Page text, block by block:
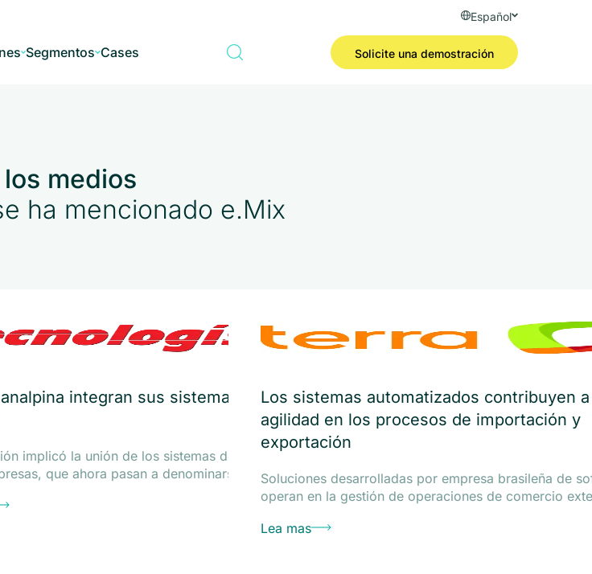
Español
Segmentos Cases Solicite una demostración
los medios
ha mencionado e.Mix
integran sus sistemas de comercio
implicó la unión de los sistemas de despacho aduanero
que ahora pasan a denominarse DSV Brasil
Los sistemas automatizados contribuyen
agilidad en los procesos de importación y
exportación
Soluciones desarrolladas por empresa brasileña de
operan en la gestión de operaciones de comercio
Lea mas